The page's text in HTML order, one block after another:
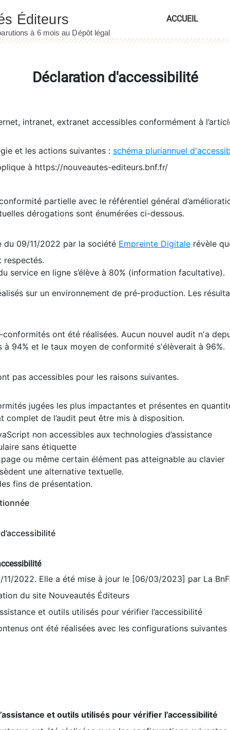
ACCUEIL
Déclaration d'accessibilité
intranet, extranet accessibles conformément à
et les actions suivantes : schéma pluriannuel
à https://nouveautes-editeurs.bnf.fr/
partielle avec le référentiel général
dérogations sont énumérées ci-dessous.
du 09/11/2022 par la société Empreinte Digitale révèle
respectés.
service en ligne s’élève à 80% (information facultative).
sur un environnement de pré-production. Les
ont été réalisées. Aucun nouvel audit n'a
à 94% et le taux moyen de conformité s'élèverait à 96%.
pas accessibles pour les raisons suivantes.
jugées les plus impactantes et présentes en
complet de l’audit peut être mis à disposition.
non accessibles aux technologies d’assistance
sans étiquette
ou même certain élément pas atteignable au clavier
une alternative textuelle.
fins de présentation.
2022. Elle a été mise à jour le [06/03/2023] par La
du site Nouveautés Éditeurs
et outils utilisés pour vérifier l’accessibilité
ont été réalisées avec les configurations suivantes
et outils utilisés pour vérifier l’accessibilité